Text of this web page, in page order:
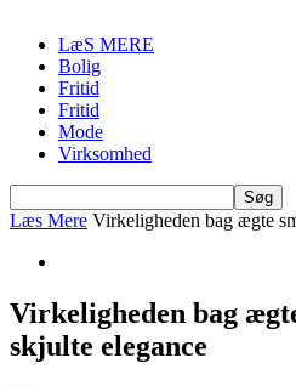
LæS MERE
Bolig
Fritid
Fritid
Mode
Virksomhed
Læs Mere Virkeligheden bag ægte
Virkeligheden bag
skjulte elegance